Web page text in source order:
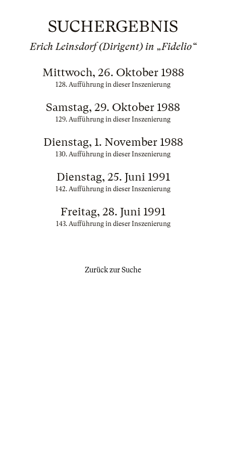
SUCHERGEBNIS
Erich Leinsdorf (Dirigent) in „Fidelio“
Mittwoch, 26. Oktober 1988
128. Aufführung in dieser Inszenierung
Samstag, 29. Oktober 1988
129. Aufführung in dieser Inszenierung
Dienstag, 1. November 1988
130. Aufführung in dieser Inszenierung
Dienstag, 25. Juni 1991
142. Aufführung in dieser Inszenierung
Freitag, 28. Juni 1991
143. Aufführung in dieser Inszenierung
Zurück zur Suche